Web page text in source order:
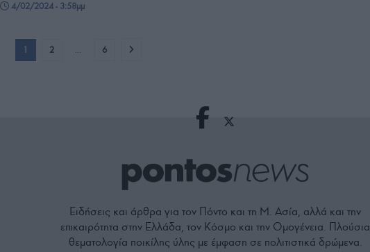
4/02/2024 - 3:58μμ
1 2 … 6
Ειδήσεις και άρθρα για τον Πόντο και τη Μ. Ασία, αλλά και την
επικαιρότητα στην Ελλάδα, τον Κόσμο και την Ομογένεια. Πλούσια
θεματολογία ποικίλης ύλης με έμφαση σε πολιτιστικά δρώμενα.